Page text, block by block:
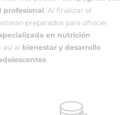
profesional. Al finalizar el
preparados para ofrecer
en nutrición
así al bienestar y desarrollo
.